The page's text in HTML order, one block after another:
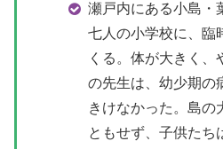
瀬戸内にある小島・
七人の小学校に、臨
くる。体が大きく、
の先生は、幼少期の
きけなかった。島の
ともせず、子供たち